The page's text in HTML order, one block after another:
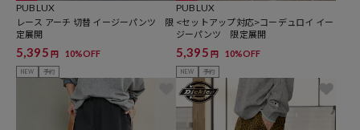
PUBLUX
レース アーチ 切替 イージーパンツ 限
定展開
5,395 円 10%OFF
NEW 予約
PUBLUX
<セットアップ対応>コーデュロイ イー
ジーパンツ 限定展開
5,395 円 10%OFF
NEW 予約